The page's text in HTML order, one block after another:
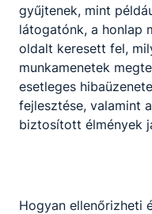
gyűjtenek, mint
látogatónk, a honlap
oldalt keresett fel,
munkamenetek
esetleges
fejlesztése, valamint
biztosított élmények
Hogyan ellenőrizheti